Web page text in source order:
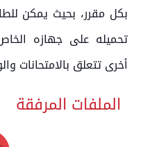
بكل مقرر، بحيث يمكن
تحميله على جهازه
أخرى تتعلق بالامتحانات
الملفات المرفقة